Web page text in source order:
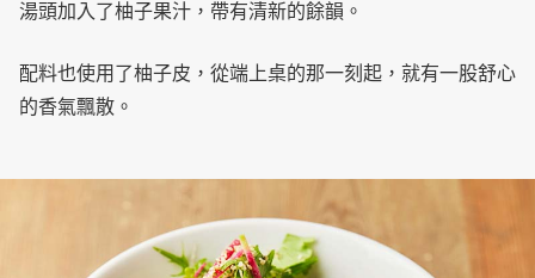
湯頭加入了柚子果汁，帶有清新的餘韻。
配料也使用了柚子皮，從端上桌的那一刻起，就有一股舒心
的香氣飄散。